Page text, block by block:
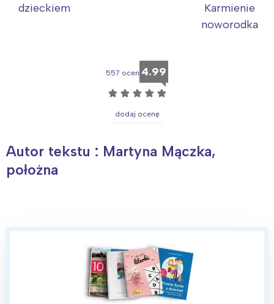
dzieckiem
Karmienie
noworodka
557 ocen 4.99
☆ ☆ ☆ ☆ ☆
dodaj ocenę
Autor tekstu : Martyna Mączka,
położna